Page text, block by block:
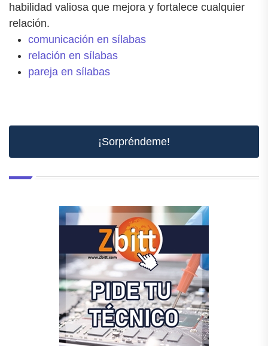
habilidad valiosa que mejora y fortalece cualquier
relación.
comunicación en sílabas
relación en sílabas
pareja en sílabas
¡Sorpréndeme!